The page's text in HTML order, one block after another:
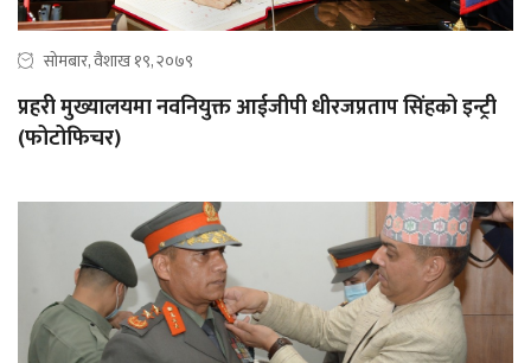
सोमबार, वैशाख १९, २०७९
प्रहरी मुख्यालयमा नवनियुक्त आईजीपी धीरजप्रताप सिंहको इन्ट्री
(फोटोफिचर)